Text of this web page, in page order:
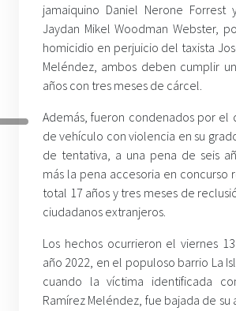
jamaiquino Daniel Nerone Forrest
Jaydan Mikel Woodman Webster,
homicidio en perjuicio del taxista
Meléndez, ambos deben cumplir
años con tres meses de cárcel.
Además, fueron condenados por el
de vehículo con violencia en su
de tentativa, a una pena de seis
más la pena accesoria en concurso
total 17 años y tres meses de
ciudadanos extranjeros.
Los hechos ocurrieron el viernes
año 2022, en el populoso barrio La
cuando la víctima identificada
Ramírez Meléndez, fue bajada de